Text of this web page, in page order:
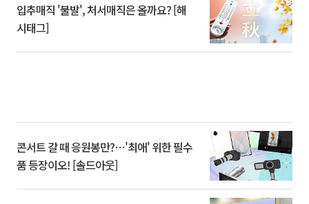
입추매직 '불발', 처서매직은 올까요? [해
시태그]
콘서트 갈 때 응원봉만?⋯'최애' 위한 필수
품 등장이오! [솔드아웃]